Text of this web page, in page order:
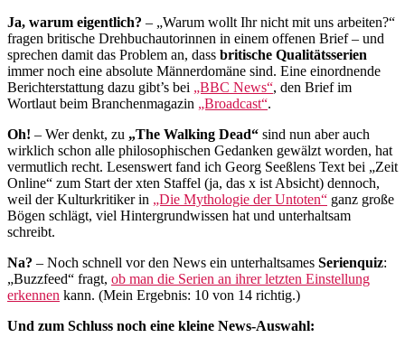
Ja, warum eigentlich? – „Warum wollt Ihr nicht mit uns arbeiten?“
fragen britische Drehbuchautorinnen in einem offenen Brief – und
sprechen damit das Problem an, dass britische Qualitätsserien
immer noch eine absolute Männerdomäne sind. Eine einordnende
Berichterstattung dazu gibt’s bei „BBC News“, den Brief im
Wortlaut beim Branchenmagazin „Broadcast“.
Oh! – Wer denkt, zu „The Walking Dead“ sind nun aber auch
wirklich schon alle philosophischen Gedanken gewälzt worden, hat
vermutlich recht. Lesenswert fand ich Georg Seeßlens Text bei „Zeit
Online“ zum Start der xten Staffel (ja, das x ist Absicht) dennoch,
weil der Kulturkritiker in „Die Mythologie der Untoten“ ganz große
Bögen schlägt, viel Hintergrundwissen hat und unterhaltsam
schreibt.
Na? – Noch schnell vor den News ein unterhaltsames Serienquiz:
„Buzzfeed“ fragt, ob man die Serien an ihrer letzten Einstellung
erkennen kann. (Mein Ergebnis: 10 von 14 richtig.)
Und zum Schluss noch eine kleine News-Auswahl: